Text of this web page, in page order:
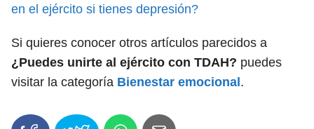
en el ejército si tienes depresión?
Si quieres conocer otros artículos parecidos a
¿Puedes unirte al ejército con TDAH? puedes
visitar la categoría Bienestar emocional .